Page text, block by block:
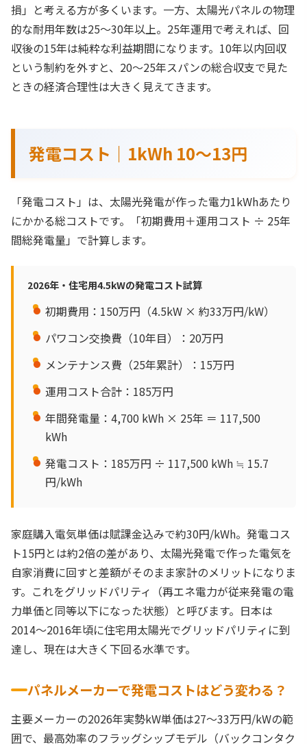
損」と考える方が多くいます。一方、太陽光パネルの物理
的な耐用年数は25〜30年以上。25年運用で考えれば、回
収後の15年は純粋な利益期間になります。10年以内回収
という制約を外すと、20〜25年スパンの総合収支で見た
ときの経済合理性は大きく見えてきます。
発電コスト｜1kWh 10〜13円
「発電コスト」は、太陽光発電が作った電力1kWhあたり
にかかる総コストです。「初期費用＋運用コスト ÷ 25年
間総発電量」で計算します。
2026年・住宅用4.5kWの発電コスト試算
初期費用：150万円（4.5kW × 約33万円/kW）
パワコン交換費（10年目）：20万円
メンテナンス費（25年累計）：15万円
運用コスト合計：185万円
年間発電量：4,700 kWh × 25年 ＝ 117,500
kWh
発電コスト：185万円 ÷ 117,500 kWh ≒ 15.7
円/kWh
家庭購入電気単価は賦課金込みで約30円/kWh。発電コス
ト15円とは約2倍の差があり、太陽光発電で作った電気を
自家消費に回すと差額がそのまま家計のメリットになりま
す。これをグリッドパリティ（再エネ電力が従来発電の電
力単価と同等以下になった状態）と呼びます。日本は
2014〜2016年頃に住宅用太陽光でグリッドパリティに到
達し、現在は大きく下回る水準です。
パネルメーカーで発電コストはどう変わる？
主要メーカーの2026年実勢kW単価は27〜33万円/kWの範
囲で、最高効率のフラッグシップモデル（バックコンタク